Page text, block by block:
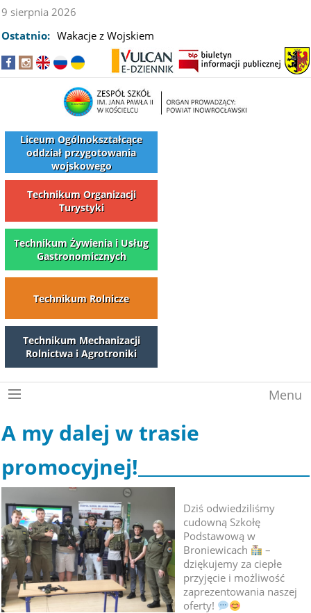
9 sierpnia 2026
Ostatnio: Wakacje z Wojskiem
Liceum Ogólnokształcące
oddział przygotowania
wojskowego
Technikum Organizacji
Turystyki
Technikum Żywienia i Usług
Gastronomicznych
Technikum Rolnicze
Technikum Mechanizacji
Rolnictwa i Agrotroniki
Menu
A my dalej w trasie
promocyjnej!
Dziś odwiedziliśmy
cudowną Szkołę
Podstawową w
Broniewicach
–
dziękujemy za ciepłe
przyjęcie i możliwość
zaprezentowania naszej
oferty!